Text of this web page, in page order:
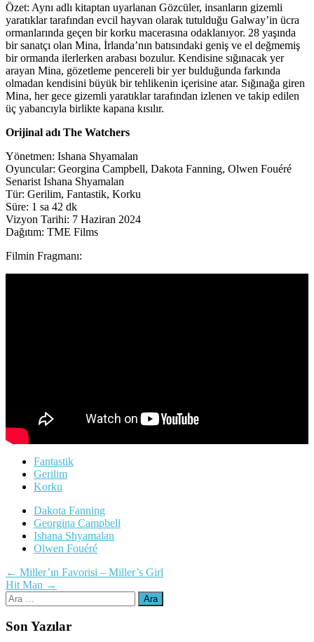
Özet: Aynı adlı kitaptan uyarlanan Gözcüler, insanların gizemli
yaratıklar tarafından evcil hayvan olarak tutulduğu Galway’in ücra
ormanlarında geçen bir korku macerasına odaklanıyor. 28 yaşında
bir sanatçı olan Mina, İrlanda’nın batısındaki geniş ve el değmemiş
bir ormanda ilerlerken arabası bozulur. Kendisine sığınacak yer
arayan Mina, gözetleme pencereli bir yer bulduğunda farkında
olmadan kendisini büyük bir tehlikenin içerisine atar. Sığınağa giren
Mina, her gece gizemli yaratıklar tarafından izlenen ve takip edilen
üç yabancıyla birlikte kapana kısılır.
Orijinal adı The Watchers
Yönetmen: Ishana Shyamalan
Oyuncular: Georgina Campbell, Dakota Fanning, Olwen Fouéré
Senarist Ishana Shyamalan
Tür: Gerilim, Fantastik, Korku
Süre: 1 sa 42 dk
Vizyon Tarihi: 7 Haziran 2024
Dağıtım: TME Films
Filmin Fragmanı:
Fantastik
Gerilim
Korku
Dakota Fanning
Georgina Campbell
Ishana Shyamalan
Olwen Fouéré
Yazı
dolaşımı
← Miller’ın Favorisi – Miller’s Girl
Hit Man →
Arama:
Son Yazılar